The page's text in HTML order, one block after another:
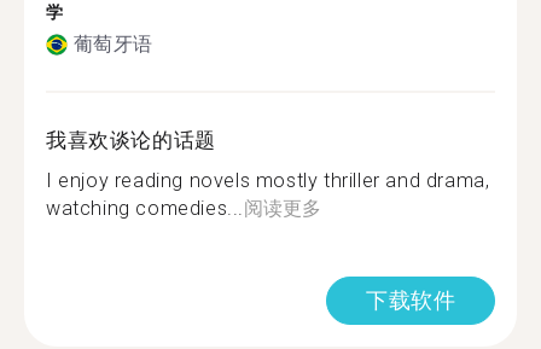
学
葡萄牙语
我喜欢谈论的话题
I enjoy reading novels mostly thriller and drama,
watching comedies...阅读更多
下载软件